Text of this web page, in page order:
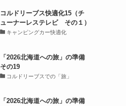
コルドリーブス快適化15（チ
ューナーレステレビ その１）
キャンピングカー快適化
「2026北海道への旅」の準備
その19
コルドリーブスでの「旅」
「2026北海道への旅」の準備